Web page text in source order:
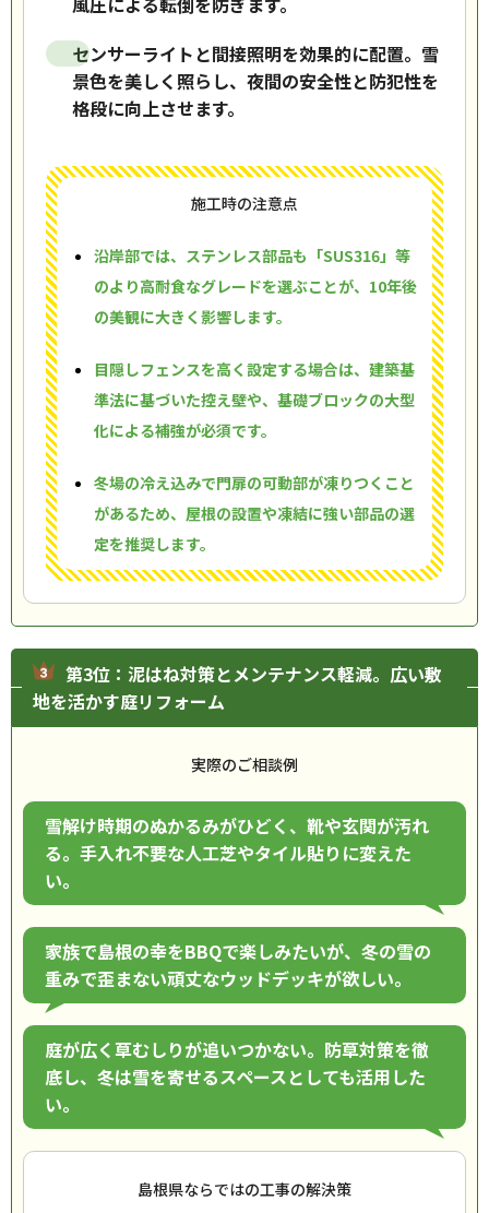
センサーライトと間接照明を効果的に配置。雪
景色を美しく照らし、夜間の安全性と防犯性を
格段に向上させます。
施工時の注意点
沿岸部では、ステンレス部品も「SUS316」等
のより高耐食なグレードを選ぶことが、10年後
の美観に大きく影響します。
目隠しフェンスを高く設定する場合は、建築基
準法に基づいた控え壁や、基礎ブロックの大型
化による補強が必須です。
冬場の冷え込みで門扉の可動部が凍りつくこと
があるため、屋根の設置や凍結に強い部品の選
定を推奨します。
第3位：泥はね対策とメンテナンス軽減。広い敷
地を活かす庭リフォーム
実際のご相談例
雪解け時期のぬかるみがひどく、靴や玄関が汚れ
る。手入れ不要な人工芝やタイル貼りに変えた
い。
家族で島根の幸をBBQで楽しみたいが、冬の雪の
重みで歪まない頑丈なウッドデッキが欲しい。
庭が広く草むしりが追いつかない。防草対策を徹
底し、冬は雪を寄せるスペースとしても活用した
い。
島根県ならではの工事の解決策